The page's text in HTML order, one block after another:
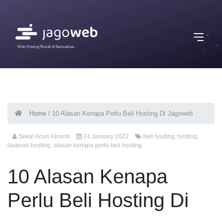
Web Hosting Murah & Berkualitas
Home / 10 Alasan Kenapa Perlu Beli Hosting Di Jagoweb
Sekar Arum Kinanti 24 January 2022 beli hosting, hosting,
layanan hosting, alasan kenapa perlu beli hosting
10 Alasan Kenapa
Perlu Beli Hosting Di